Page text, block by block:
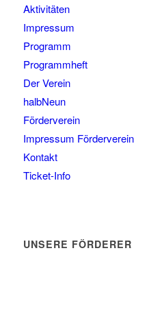
Aktivitäten
Impressum
Programm
Programmheft
Der Verein
halbNeun
Förderverein
Impressum Förderverein
Kontakt
Ticket-Info
UNSERE FÖRDERER